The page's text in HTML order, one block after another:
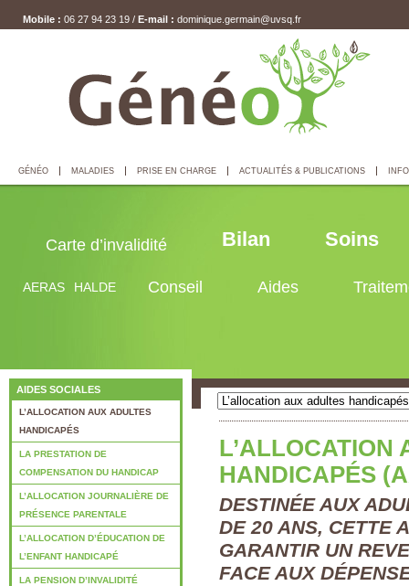
Mobile : 06 27 94 23 19 / E-mail : dominique.germain@uvsq.fr
GÉNÉO MALADIES PRISE EN CHARGE ACTUALITÉS & PUBLICATIONS
Carte d’invalidité Bilan Soins
AERAS HALDE Conseil Aides
AIDES SOCIALES
L’ALLOCATION AUX ADULTES
HANDICAPÉS
LA PRESTATION DE
COMPENSATION DU HANDICAP
L’ALLOCATION JOURNALIÈRE DE
PRÉSENCE PARENTALE
L’ALLOCATION D’ÉDUCATION DE
L’ENFANT HANDICAPÉ
LA PENSION D’INVALIDITÉ
L’ALLOCATION
HANDICAPÉS
DESTINÉE AUX
DE 20 ANS, CETTE
GARANTIR UN
FACE AUX